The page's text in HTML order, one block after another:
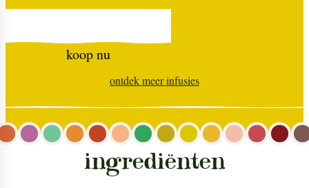
koop nu
ontdek meerinfusies
ingrediënten